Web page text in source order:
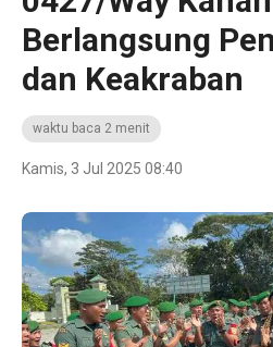
Berlangsung
dan Keakraban
waktu baca 2 menit
Kamis, 3 Jul 2025 08:40